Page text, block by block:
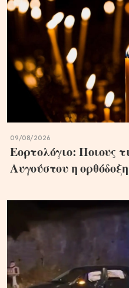
09/08/2026
Εορτολόγιο: Ποιους
Αυγούστου η